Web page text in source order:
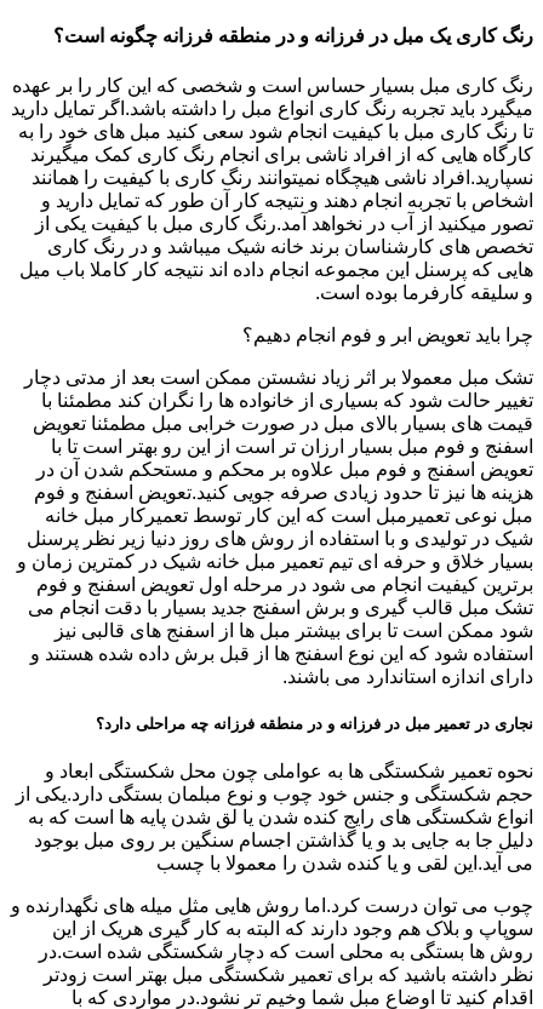
رنگ کاری یک مبل در فرزانه و در منطقه فرزانه چگونه است؟
رنگ کاری مبل بسیار حساس است و شخصی که این کار را بر عهده
میگیرد باید تجربه رنگ کاری انواع مبل را داشته باشد.اگر تمایل دارید
تا رنگ کاری مبل با کیفیت انجام شود سعی کنید مبل های خود را به
کارگاه هایی که از افراد ناشی برای انجام رنگ کاری کمک میگیرند
نسپارید.افراد ناشی هیچگاه نمیتوانند رنگ کاری با کیفیت را همانند
اشخاص با تجربه انجام دهند و نتیجه کار آن طور که تمایل دارید و
تصور میکنید از آب در نخواهد آمد.رنگ کاری مبل با کیفیت یکی از
تخصص های کارشناسان برند خانه شیک میباشد و در رنگ کاری
هایی که پرسنل این مجموعه انجام داده اند نتیجه کار کاملا باب میل
و سلیقه کارفرما بوده است.
چرا باید تعویض ابر و فوم انجام دهیم؟
تشک مبل معمولا بر اثر زیاد نشستن ممکن است بعد از مدتی دچار
تغییر حالت شود که بسیاری از خانواده ها را نگران کند مطمئنا با
قیمت های بسیار بالای مبل در صورت خرابی مبل مطمئنا تعویض
اسفنج و فوم مبل بسیار ارزان تر است از این رو بهتر است تا با
تعویض اسفنج و فوم مبل علاوه بر محکم و مستحکم شدن آن در
هزینه ها نیز تا حدود زیادی صرفه جویی کنید.تعویض اسفنج و فوم
مبل نوعی تعمیرمبل است که این کار توسط تعمیرکار مبل خانه
شیک در تولیدی و با استفاده از روش های روز دنیا زیر نظر پرسنل
بسیار خلاق و حرفه ای تیم تعمیر مبل خانه شیک در کمترین زمان و
برترین کیفیت انجام می شود در مرحله اول تعویض اسفنج و فوم
تشک مبل قالب گیری و برش اسفنج جدید بسیار با دقت انجام می
شود ممکن است تا برای بیشتر مبل ها از اسفنج های قالبی نیز
استفاده شود که این نوع اسفنج ها از قبل برش داده شده هستند و
دارای اندازه استاندارد می باشند.
نجاری در تعمیر مبل در فرزانه و در منطقه فرزانه چه مراحلی دارد؟
نحوه تعمیر شکستگی ها به عواملی چون محل شکستگی ابعاد و
حجم شکستگی و جنس خود چوب و نوع مبلمان بستگی دارد.یکی از
انواع شکستگی های رایج کنده شدن یا لق شدن پایه ها است که به
دلیل جا به جایی بد و یا گذاشتن اجسام سنگین بر روی مبل بوجود
می آید.این لقی و یا کنده شدن را معمولا با چسب
چوب می توان درست کرد.اما روش هایی مثل میله های نگهدارنده و
سوپاپ و بلاک هم وجود دارند که البته به کار گیری هریک از این
روش ها بستگی به محلی است که دچار شکستگی شده است.در
نظر داشته باشید که برای تعمیر شکستگی مبل بهتر است زودتر
اقدام کنید تا اوضاع مبل شما وخیم تر نشود.در مواردی که با